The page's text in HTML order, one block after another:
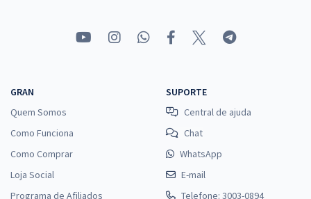
GRAN
Quem Somos
Como Funciona
Como Comprar
Loja Social
Programa de Afiliados
SUPORTE
Central de ajuda
Chat
WhatsApp
E-mail
Telefone: 3003-0894